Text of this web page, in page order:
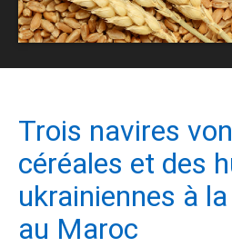
Trois navires
céréales et des
ukrainiennes à
au Maroc